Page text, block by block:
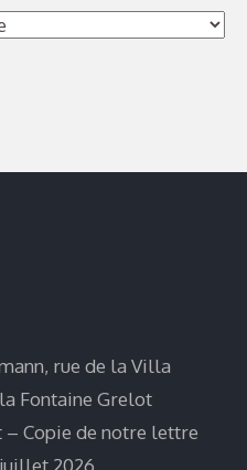
rue de la Villa
Fontaine Grelot
Copie de notre lettre
2026